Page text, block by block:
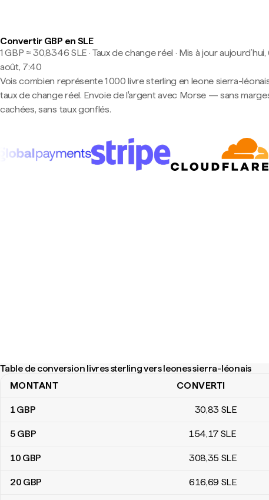
Convertir GBP en SLE
1 GBP ≈ 30,8346 SLE · Taux de change réel · Mis à jour aujourd’hui,
août, 7:40
Vois combien représente 1 000 livre sterling en leone sierra-
taux de change réel. Envoie de l'argent avec Morse — sans
cachées, sans taux gonflés.
Table de conversion livres sterling vers leones sierra-léonais
Table de conversion livres sterling vers leones sierra-léonais
MONTANT CONVERTI
1GBP 30,83 SLE
5 GBP 154,17 SLE
10 GBP 308,35 SLE
20 GBP 616,69 SLE